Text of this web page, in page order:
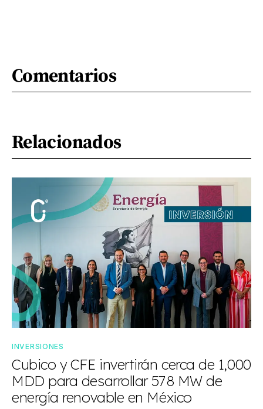
Comentarios
Relacionados
INVERSIONES
Cubico y CFE invertirán cerca de 1,000
MDD para desarrollar 578 MW de
energía renovable en México